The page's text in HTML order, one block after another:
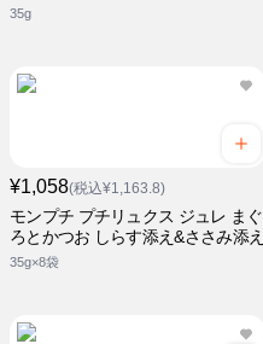
35g
¥1,058(税込¥1,163.8)
モンプチ プチリュクス ジュレ まぐ
ろとかつお しらす添え&ささみ添え
35g×8袋